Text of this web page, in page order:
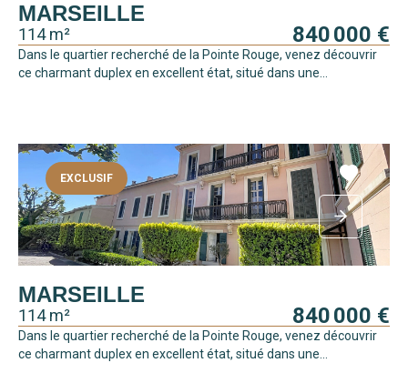
MARSEILLE
114 m² 840 000 €
Dans le quartier recherché de la Pointe Rouge, venez découvrir
ce charmant duplex en excellent état, situé dans une...
EXCLUSIF
MARSEILLE
114 m² 840 000 €
Dans le quartier recherché de la Pointe Rouge, venez découvrir
ce charmant duplex en excellent état, situé dans une...